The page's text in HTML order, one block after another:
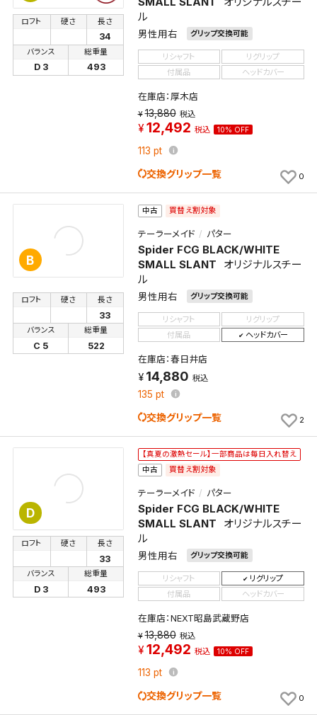
ル
男性用右 グリップ交換可能
ロフト 硬さ 長さ
34
バランス
D 3
総重量
493
リシャフト
リグリップ
付属品
ヘッドカバー
在庫店：厚木店
13,880 税込
12,492 税込 10% OFF
113 pt
交換グリップ一覧 0
B
中古 買替え割対象
テーラーメイド パター
Spider FCG BLACK/WHITE
SMALL SLANT
オリジナルスチー
ル
男性用右 グリップ交換可能
ロフト 硬さ 長さ
33
バランス
C 5
総重量
522
リシャフト
リグリップ
付属品
ヘッドカバー
在庫店：春日井店
14,880 税込
135 pt
交換グリップ一覧 2
D
【真夏の激熱セール】一部商品は毎日入れ替え
中古
買替え割対象
テーラーメイド パター
Spider FCG BLACK/WHITE
SMALL SLANT
オリジナルスチー
ル
男性用右 グリップ交換可能
ロフト 硬さ 長さ
33
バランス
D 3
総重量
493
リシャフト
リグリップ
付属品
ヘッドカバー
在庫店：NEXT昭島武蔵野店
13,880 税込
12,492 税込 10% OFF
113 pt
交換グリップ一覧 0
検索条件を保存
この検索条件をマイページ内「保存検索条件一覧」に